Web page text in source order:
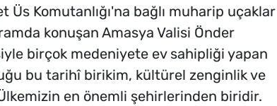
Üs Komutanlığı'na bağlı muharip uçaklar
konuşan Amasya Valisi Önder
birçok medeniyete ev sahipliği yapan
bu tarihî birikim, kültürel zenginlik ve
en önemli şehirlerinden biridir.